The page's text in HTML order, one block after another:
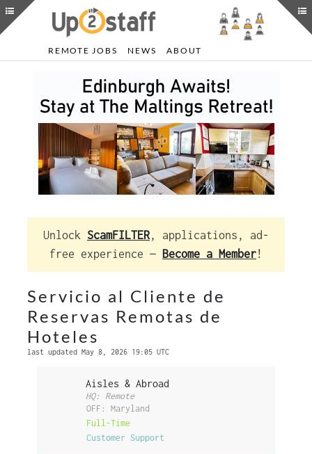
REMOTE JOBS NEWS ABOUT
Unlock ScamFILTER, applications, ad-
free experience — Become a Member!
Servicio al Cliente de
Reservas Remotas de
Hoteles
last updated May 8, 2026 19:05 UTC
Aisles & Abroad
HQ: Remote
OFF: Maryland
Full-Time
Customer Support